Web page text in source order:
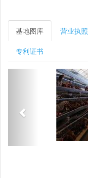
基地图库 营业执照
专利证书